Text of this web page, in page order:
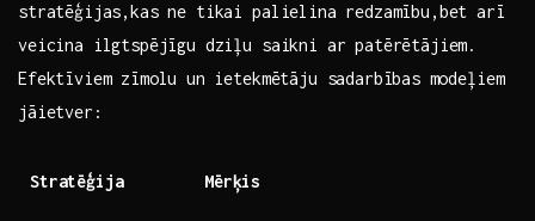
stratēģijas,kas ne tikai palielina redzamību,bet​ arī⁢
veicina ilgtspējīgu dziļu saikni ‌ar patērētājiem.
Efektīviem zīmolu⁣ un ietekmētāju sadarbības ⁤modeļiem⁤
jāietver:
Stratēģija Mērķis